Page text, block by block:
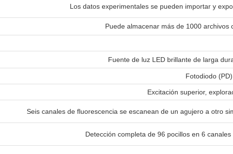
Los datos experimentales se pueden importar y
Puede almacenar más de 1000 archivos
Fuente de luz LED brillante de larga
Fotodiodo (PD)
Excitación superior,
Seis canales de fluorescencia se escanean de un agujero a otro
Detección completa de 96 pocillos en 6